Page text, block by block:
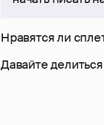
Нравятся ли
Давайте